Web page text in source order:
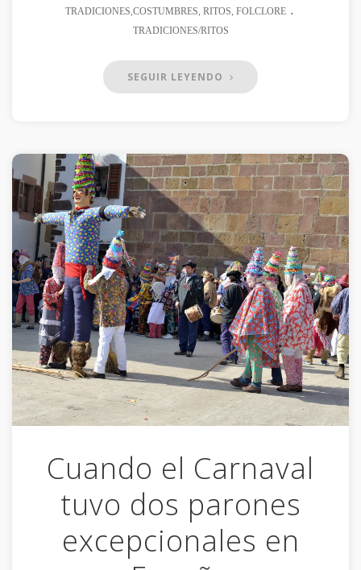
TRADICIONES,COSTUMBRES, RITOS, FOLCLORE .
TRADICIONES/RITOS
SEGUIR LEYENDO
Cuando el Carnaval
tuvo dos parones
excepcionales en